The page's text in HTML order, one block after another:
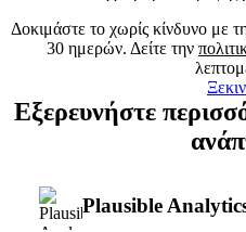
Δοκιμάστε το χωρίς κίνδυνο με
30 ημερών. Δείτε την
Εξερευνήστε
Plausible